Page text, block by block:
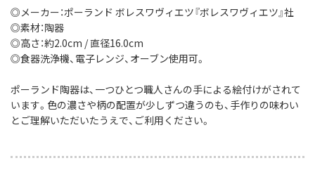
◎メーカー：ポーランド ボレスワヴィエツ『ボレスワヴィエツ』社
◎素材：陶器
◎高さ：約2.0cm / 直径16.0cm
◎食器洗浄機、電子レンジ、オーブン使用可。
ポーランド陶器は、一つひとつ職人さんの手による絵付けがされて
います。色の濃さや柄の配置が少しずつ違うのも、手作りの味わい
とご理解いただいたうえで、ご利用ください。